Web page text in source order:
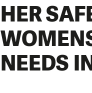
HER
NEEDS